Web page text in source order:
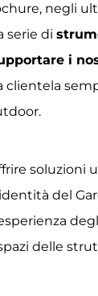
negli
serie di
i
clientela
soluzioni
del
delle